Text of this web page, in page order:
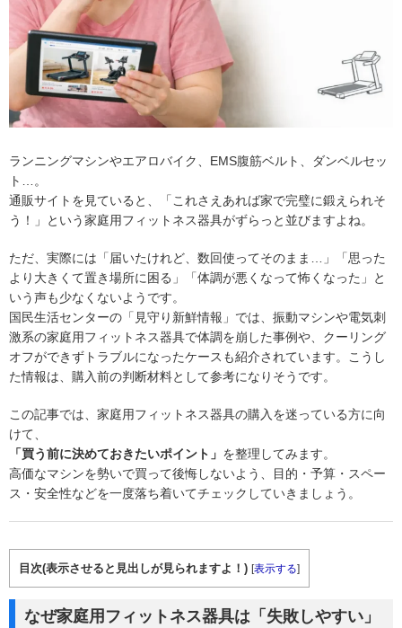
ランニングマシンやエアロバイク、EMS腹筋ベルト、ダンベルセッ
ト…。
通販サイトを見ていると、「これさえあれば家で完璧に鍛えられそ
う！」という家庭用フィットネス器具がずらっと並びますよね。
ただ、実際には「届いたけれど、数回使ってそのまま…」「思った
より大きくて置き場所に困る」「体調が悪くなって怖くなった」と
いう声も少なくないようです。
国民生活センターの「見守り新鮮情報」では、振動マシンや電気刺
激系の家庭用フィットネス器具で体調を崩した事例や、クーリング
オフができずトラブルになったケースも紹介されています。こうし
た情報は、購入前の判断材料として参考になりそうです。
この記事では、家庭用フィットネス器具の購入を迷っている方に向
けて、
「買う前に決めておきたいポイント」 を整理してみます。
高価なマシンを勢いで買って後悔しないよう、目的・予算・スペー
ス・安全性などを一度落ち着いてチェックしていきましょう。
目次(表示させると見出しが見られますよ！) [表示する]
なぜ家庭用フィットネス器具は「失敗しやすい」